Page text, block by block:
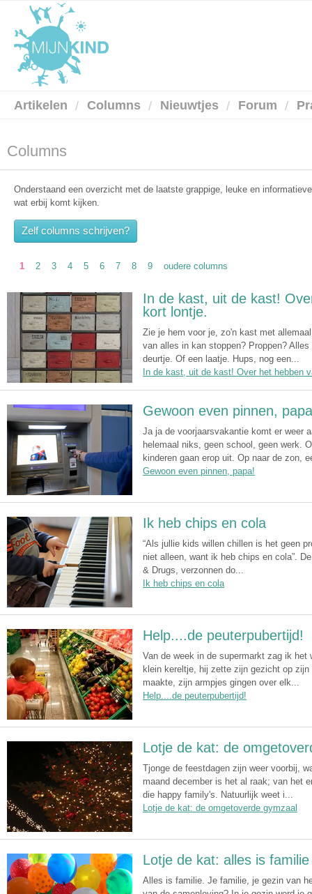
Artikelen Columns Nieuwtjes Forum
Columns
Onderstaand een overzicht met de laatste grappige, leuke en
wat erbij komt kijken.
Zelf columns schrijven?
1 2 3 4 5 6 7 8 9 oudere columns
In de kast, uit de kast!
kort lontje.
Zie je hem voor je, zo'n kast met
van alles in kan stoppen? Proppen?
deurtje. Of een laatje. Hups, nog een...
In de kast, uit de kast! Over het hebben
Gewoon even pinnen,
Ja ja de voorjaarsvakantie komt er weer
helemaal niks, geen school, geen werk.
kinderen gaan erop uit. Op naar de zon,
Gewoon even pinnen, papa!
Ik heb chips en cola
“Als jullie kids willen chillen is het geen
niet alleen, want ik heb chips en cola”.
& Drugs, verzonnen do...
Ik heb chips en cola
Help....de peuterpubertijd!
Van de week in de supermarkt zag ik het
klein kereltje, hij zette zijn gezicht op
maakte, zijn armpjes gingen over elk...
Help....de peuterpubertijd!
Lotje de kat: de
Tjonge de feestdagen zijn weer voorbij,
maand december is het al raak; van het
die happy family's. Natuurlijk weet i...
Lotje de kat: de omgetoverde gymzaal
Lotje de kat: alles is familie
Alles is familie. Je familie, je gezin van